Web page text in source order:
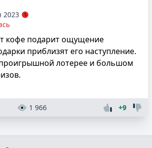
2023
кофе подарит ощущение
приблизят его наступление.
лотерее и большом
1 966 +9